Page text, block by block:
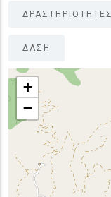
ΔΡΑΣΤΗΡΙΟΤΗΤΕΣ
ΔΑΣΗ
+
−